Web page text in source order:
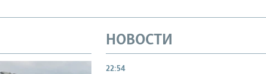
НОВОСТИ
22:54